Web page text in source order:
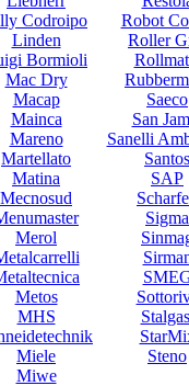
Codroipo
Linden
Bormioli
Mac Dry
Macap
Mainca
Mareno
Martellato
Matina
Mecnosud
Merol
Metos
MHS
Miele
Miwe
Robot
Roller
Saeco
San
Sanelli
Santos
SAP
Sigma
Steno